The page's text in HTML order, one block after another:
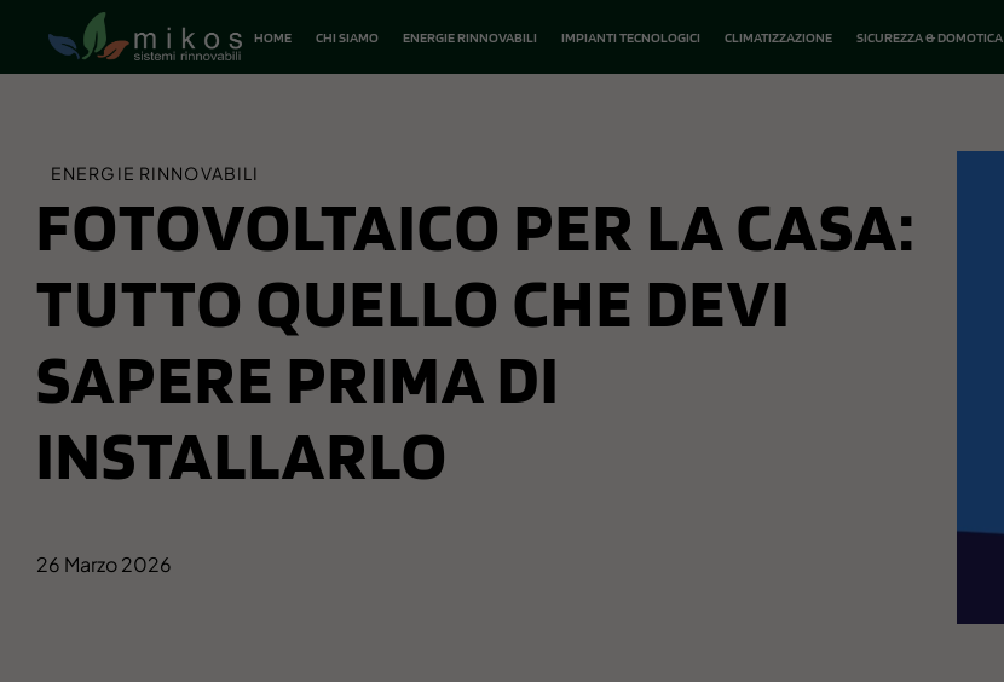
HOME CHI SIAMO ENERGIE RINNOVABILI IMPIANTI TECNOLOGICI CLIMATIZZAZIONE SICUREZZA & DOMOTICA
ENERGIE RINNOVABILI
FOTOVOLTAICO PER LA CASA:
TUTTO QUELLO CHE DEVI
SAPERE PRIMA DI
INSTALLARLO
26 Marzo 2026